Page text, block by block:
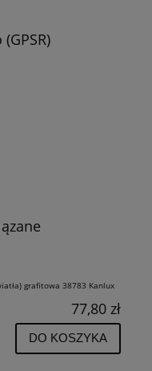
grafitowa 38783 Kanlux
77,80 zł
DO KOSZYKA